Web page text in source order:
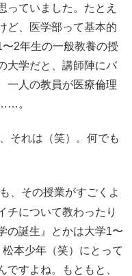
っていました。たとえ
ど、医学部って基本的
2年生の一般教養の授
大学だと、講師陣にバ
一人の教員が医療倫理
。
それは（笑）。何でも
その授業がすごくよ
チについて教わったり
の誕生』とかは大学1〜
本少年（笑）にとって
すよね。もともと、